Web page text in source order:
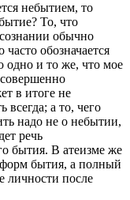
небытием, то
То, что
обычно
обозначается
одно и то же, что мое
совершенно
в итоге не
всегда; а то, чего
надо не о небытии,
речь
бытия. В атеизме же
бытия, а полный
личности после